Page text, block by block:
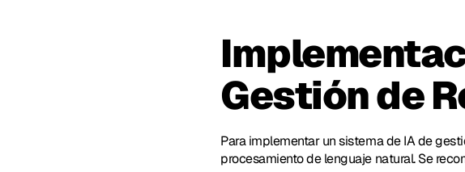
Gestión de
Para implementar un sistema de IA de
procesamiento de lenguaje natural. Se